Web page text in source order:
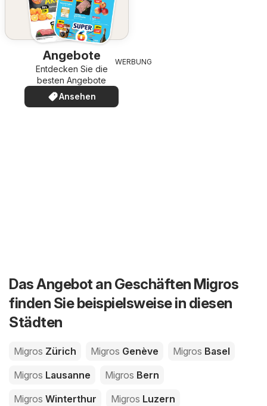
Angebote
Entdecken Sie die
besten Angebote
Ansehen
WERBUNG
Das Angebot an Geschäften Migros
finden Sie beispielsweise in diesen
Städten
Migros Zürich Migros Genève Migros Basel
Migros Lausanne Migros Bern
Migros Winterthur Migros Luzern